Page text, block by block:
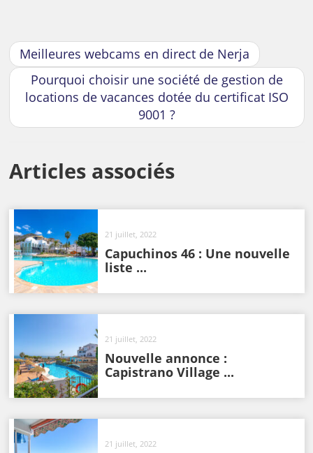
Meilleures webcams en direct de Nerja
Pourquoi choisir une société de gestion de
locations de vacances dotée du certificat ISO
9001 ?
Articles associés
21 juillet, 2022
Capuchinos 46 : Une nouvelle
liste ...
21 juillet, 2022
Nouvelle annonce :
Capistrano Village ...
21 juillet, 2022